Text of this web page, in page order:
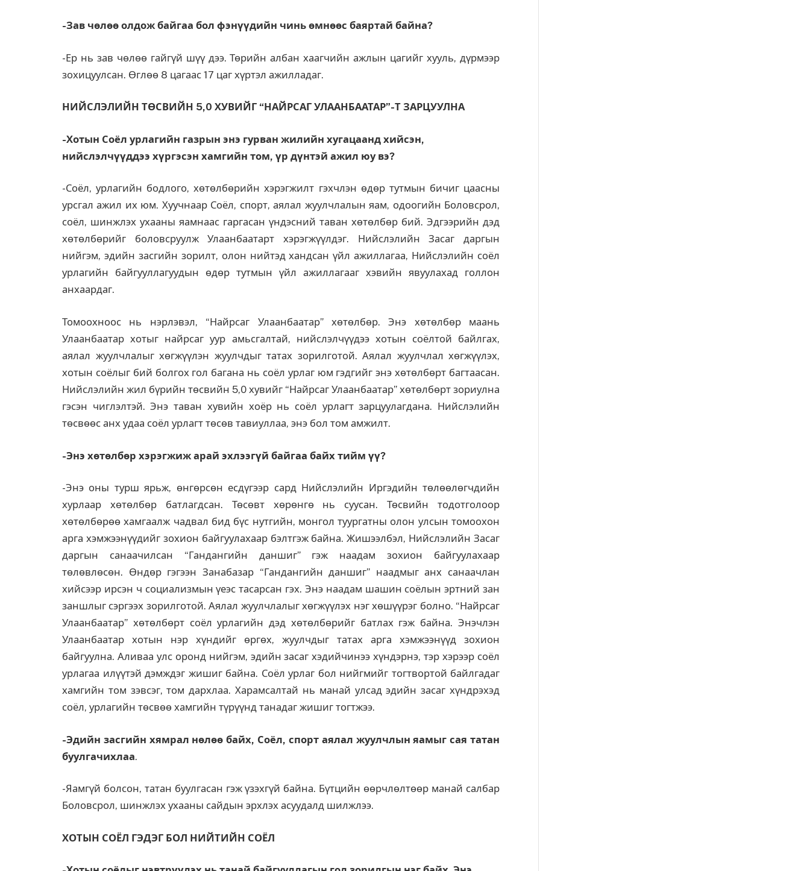
-Зав чөлөө олдож байгаа бол фэнүүдийн чинь өмнөөс баяртай байна?
-Ер нь зав чөлөө гайгүй шүү дээ. Төрийн албан хаагчийн ажлын цагийг хууль, дүрмээр
зохицуулсан. Өглөө 8 цагаас 17 цаг хүртэл ажилладаг.
НИЙСЛЭЛИЙН ТӨСВИЙН 5,0 ХУВИЙГ “НАЙРСАГ УЛААНБААТАР”-Т ЗАРЦУУЛНА
-Хотын Соёл урлагийн газрын энэ гурван жилийн хугацаанд хийсэн,
нийслэлчүүддээ хүргэсэн хамгийн том, үр дүнтэй ажил юу вэ?
-Соёл, урлагийн бодлого, хөтөлбөрийн хэрэгжилт гэхчлэн өдөр тутмын бичиг цаасны
урсгал ажил их юм. Хуучнаар Соёл, спорт, аялал жуулчлалын яам, одоогийн Боловсрол,
соёл, шинжлэх ухааны яамнаас гаргасан үндэсний таван хөтөлбөр бий. Эдгээрийн дэд
хөтөлбөрийг боловсруулж Улаанбаатарт хэрэгжүүлдэг. Нийслэлийн Засаг даргын
нийгэм, эдийн засгийн зорилт, олон нийтэд хандсан үйл ажиллагаа, Нийслэлийн соёл
урлагийн байгууллагуудын өдөр тутмын үйл ажиллагааг хэвийн явуулахад голлон
анхаардаг.
Томоохноос нь нэрлэвэл, “Найрсаг Улаанбаатар” хөтөлбөр. Энэ хөтөлбөр маань
Улаанбаатар хотыг найрсаг уур амьсгалтай, нийслэлчүүдээ хотын соёлтой байлгах,
аялал жуулчлалыг хөгжүүлэн жуулчдыг татах зорилготой. Аялал жуулчлал хөгжүүлэх,
хотын соёлыг бий болгох гол багана нь соёл урлаг юм гэдгийг энэ хөтөлбөрт багтаасан.
Нийслэлийн жил бүрийн төсвийн 5,0 хувийг “Найрсаг Улаанбаатар” хөтөлбөрт зориулна
гэсэн чиглэлтэй. Энэ таван хувийн хоёр нь соёл урлагт зарцуулагдана. Нийслэлийн
төсвөөс анх удаа соёл урлагт төсөв тавиуллаа, энэ бол том амжилт.
-Энэ хөтөлбөр хэрэгжиж арай эхлээгүй байгаа байх тийм үү?
-Энэ оны турш ярьж, өнгөрсөн есдүгээр сард Нийслэлийн Иргэдийн төлөөлөгчдийн
хурлаар хөтөлбөр батлагдсан. Төсөвт хөрөнгө нь суусан. Төсвийн тодотголоор
хөтөлбөрөө хамгаалж чадвал бид бүс нутгийн, монгол туургатны олон улсын томоохон
арга хэмжээнүүдийг зохион байгуулахаар бэлтгэж байна. Жишээлбэл, Нийслэлийн Засаг
даргын санаачилсан “Гандангийн даншиг” гэж наадам зохион байгуулахаар
төлөвлөсөн. Өндөр гэгээн Занабазар “Гандангийн даншиг” наадмыг анх санаачлан
хийсээр ирсэн ч социализмын үеэс тасарсан гэх. Энэ наадам шашин соёлын эртний зан
заншлыг сэргээх зорилготой. Аялал жуулчлалыг хөгжүүлэх нэг хөшүүрэг болно. “Найрсаг
Улаанбаатар” хөтөлбөрт соёл урлагийн дэд хөтөлбөрийг батлах гэж байна. Энэчлэн
Улаанбаатар хотын нэр хүндийг өргөх, жуулчдыг татах арга хэмжээнүүд зохион
байгуулна. Аливаа улс оронд нийгэм, эдийн засаг хэдийчинээ хүндэрнэ, тэр хэрээр соёл
урлагаа илүүтэй дэмждэг жишиг байна. Соёл урлаг бол нийгмийг тогтвортой байлгадаг
хамгийн том зэвсэг, том дархлаа. Харамсалтай нь манай улсад эдийн засаг хүндрэхэд
соёл, урлагийн төсвөө хамгийн түрүүнд танадаг жишиг тогтжээ.
-Эдийн засгийн хямрал нөлөө байх, Соёл, спорт аялал жуулчлын яамыг сая татан
буулгачихлаа.
-Яамгүй болсон, татан буулгасан гэж үзэхгүй байна. Бүтцийн өөрчлөлтөөр манай салбар
Боловсрол, шинжлэх ухааны сайдын эрхлэх асуудалд шилжлээ.
ХОТЫН СОЁЛ ГЭДЭГ БОЛ НИЙТИЙН СОЁЛ